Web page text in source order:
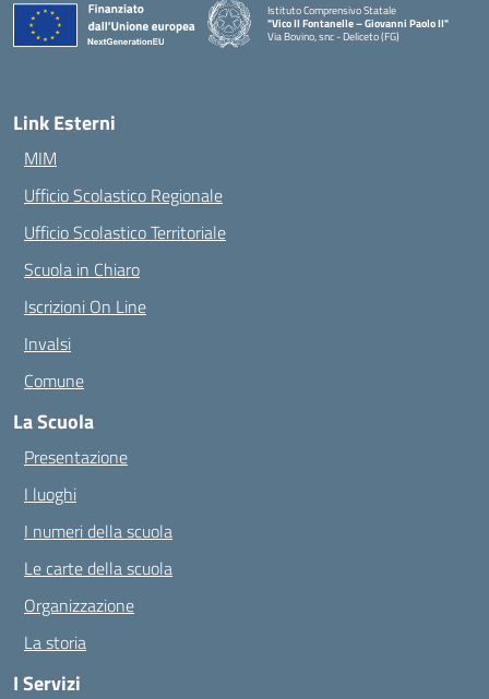
Istituto Comprensivo Statale
"Vico II Fontanelle – Giovanni Paolo II"
Via Bovino, snc - Deliceto (FG)
Link Esterni
MIM
Ufficio Scolastico Regionale
Ufficio Scolastico Territoriale
Scuola in Chiaro
Iscrizioni On Line
Invalsi
Comune
La Scuola
Presentazione
I luoghi
I numeri della scuola
Le carte della scuola
Organizzazione
La storia
I Servizi